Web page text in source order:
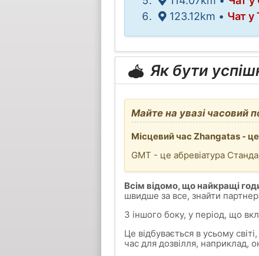
123.12km • Чат у
Як бути
Майте на увазі часовий
Місцевий час Zhangatas -
GMT - це абревіатура
Всім відомо, що найкращі
швидше за все, знайти
З іншого боку, у період, що
Це відбувається в усьому
час для дозвілля, наприклад,